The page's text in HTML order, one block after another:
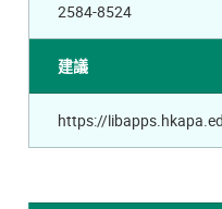
2584-8524
建議
https://